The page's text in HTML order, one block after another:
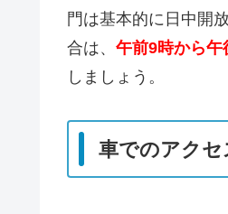
門は基本的に日中開
合は、 午前9時から午
しましょう。
車でのアクセ